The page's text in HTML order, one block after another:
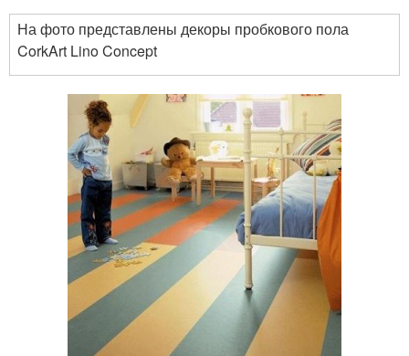
На фото представлены декоры пробкового пола
CorkArt Lino Concept